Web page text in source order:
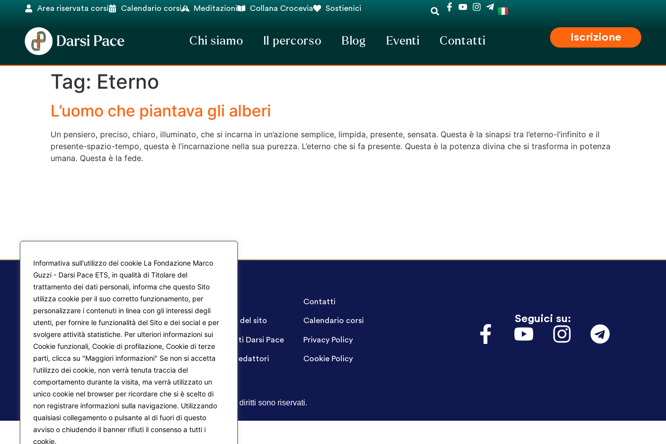
Informativa sull'utilizzo dei cookie La Fondazione Marco
Guzzi - Darsi Pace ETS, in qualità di Titolare del
trattamento dei dati personali, informa che questo Sito
utilizza cookie per il suo corretto funzionamento, per
personalizzare i contenuti in linea con gli interessi degli
utenti, per fornire le funzionalità del Sito e dei social e per
svolgere attività statistiche. Per ulteriori informazioni sui
Cookie funzionali, Cookie di profilazione, Cookie di terze
parti, clicca su "Maggiori informazioni" Se non si accetta
l'utilizzo dei cookie, non verrà tenuta traccia del
comportamento durante la visita, ma verrà utilizzato un
unico cookie nel browser per ricordare che si è scelto di
non registrare informazioni sulla navigazione. Utilizzando
qualsiasi collegamento o pulsante al di fuori di questo
avviso o chiudendo il banner rifiuti il consenso a tutti i
cookie.
Area riservata corsi Calendario corsi Meditazioni Collana Crocevia Sostienici
Chi siamo Il percorso Blog Eventi Contatti Iscrizione
Tag: Eterno
L’uomo che piantava gli alberi
Un pensiero, preciso, chiaro, illuminato, che si incarna in un’azione semplice, limpida, presente, sensata. Questa è la sinapsi tra l’eterno-l’infinito e il
presente-spazio-tempo, questa è l’incarnazione nella sua purezza. L’eterno che si fa presente. Questa è la potenza divina che si trasforma in potenza
umana. Questa è la fede.
Liberazione interiore
Trasformazione del mondo
Mappa del sito
Progetti Darsi Pace
Login redattori
Contatti
Calendario corsi
Privacy Policy
Cookie Policy
Seguici su:
© 2026Fondazione Marco Guzzi – Darsi Pace ETS. Tutti i diritti sono riservati.